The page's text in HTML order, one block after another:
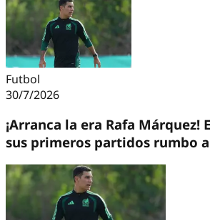
Futbol
30/7/2026
¡Arranca la era Rafa Márquez!
sus primeros partidos rumbo